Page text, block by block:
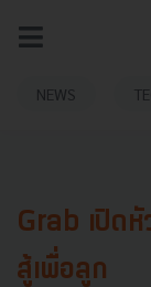
NEWS
Grab เปิด
สู้เพื่อลูก